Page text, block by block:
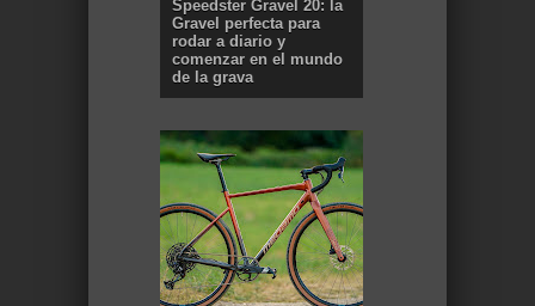
Speedster Gravel 20: la
Gravel perfecta para
rodar a diario y
comenzar en el mundo
de la grava